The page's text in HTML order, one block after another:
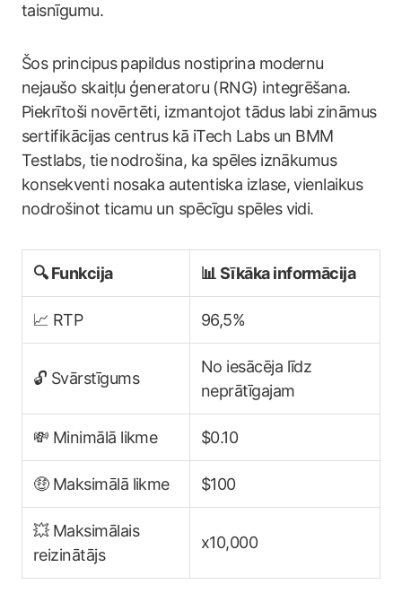
taisnīgumu.
Šos principus papildus nostiprina modernu
nejaušo skaitļu ģeneratoru (RNG) integrēšana.
Piekrītoši novērtēti, izmantojot tādus labi zināmus
sertifikācijas centrus kā iTech Labs un BMM
Testlabs, tie nodrošina, ka spēles iznākumus
konsekventi nosaka autentiska izlase, vienlaikus
nodrošinot ticamu un spēcīgu spēles vidi.
🔍 Funkcija 📊 Sīkāka informācija
📈 RTP 96,5%
🔓 Svārstīgums
No iesācēja līdz
neprātīgajam
💸 Minimālā likme $0.10
🤑 Maksimālā likme $100
💥 Maksimālais
reizinātājs
x10,000